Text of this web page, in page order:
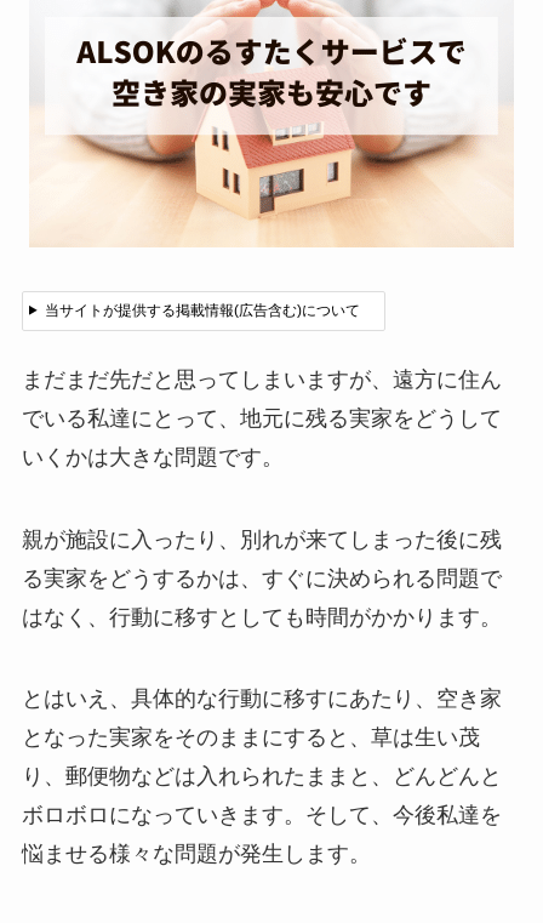
当サイトが提供する掲載情報(広告含む)について
まだまだ先だと思ってしまいますが、遠方に住ん
でいる私達にとって、地元に残る実家をどうして
いくかは大きな問題です。
親が施設に入ったり、別れが来てしまった後に残
る実家をどうするかは、すぐに決められる問題で
はなく、行動に移すとしても時間がかかります。
とはいえ、具体的な行動に移すにあたり、空き家
となった実家をそのままにすると、草は生い茂
り、郵便物などは入れられたままと、どんどんと
ボロボロになっていきます。そして、今後私達を
悩ませる様々な問題が発生します。